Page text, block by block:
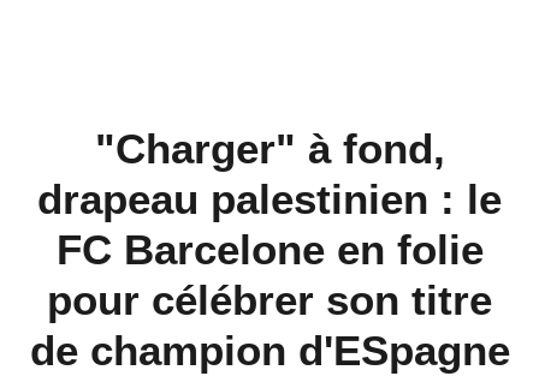
"Charger" à fond,
drapeau palestinien : le
FC Barcelone en folie
pour célébrer son titre
de champion d'ESpagne